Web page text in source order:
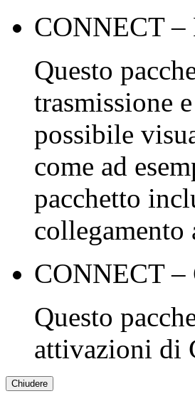
CONNECT
Questo
trasmissione
possibile
come ad
pacchetto
collegamento
CONNECT
Questo
attivazioni di
Chiudere